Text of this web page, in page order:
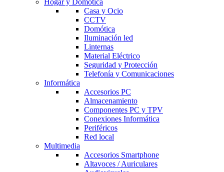
Hogar y Domótica
Casa y Ocio
CCTV
Domótica
Iluminación led
Linternas
Material Eléctrico
Seguridad y Protección
Telefonía y Comunicaciones
Informática
Accesorios PC
Almacenamiento
Componentes PC y TPV
Conexiones Informática
Periféricos
Red local
Multimedia
Accesorios Smartphone
Altavoces / Auriculares